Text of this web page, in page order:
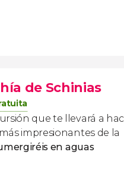
de Schinias
que te llevará a
impresionantes de la
en aguas